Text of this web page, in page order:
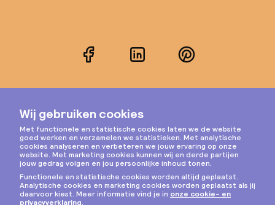
FacebookLinkedInPinterest
Instagram